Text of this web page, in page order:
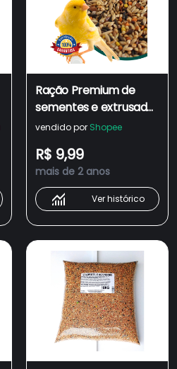
Ração Premium de
sementes e extrusadas
- Linha Gold Mix - Para
vendido por Shopee
R$ 9,99
mais de 2 anos
Ver histórico